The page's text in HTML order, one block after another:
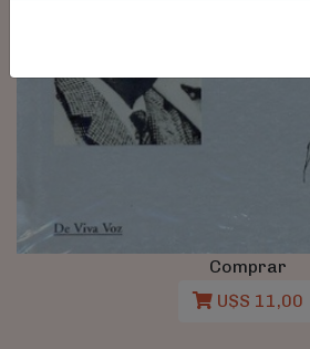
Comprar
U$S 11,00